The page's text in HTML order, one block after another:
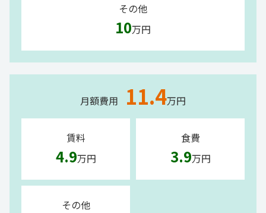
その他
10万円
月額費用 11.4万円
賃料
4.9万円
食費
3.9万円
その他